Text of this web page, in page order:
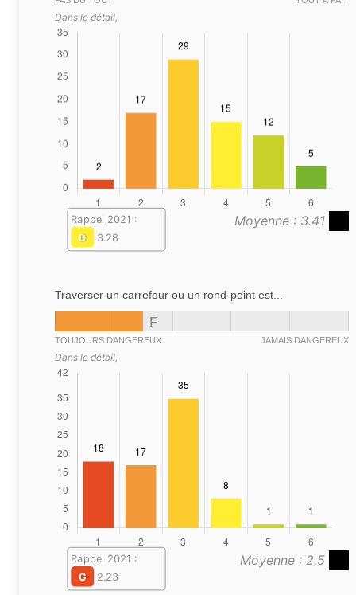
Dans le détail,
Moyenne : 3.41
Rappel 2021 :
D
3.28
Traverser un carrefour ou un rond-point est...
F
TOUJOURS DANGEREUX JAMAIS DANGEREUX
Dans le détail,
Moyenne : 2.5
Rappel 2021 :
G
2.23